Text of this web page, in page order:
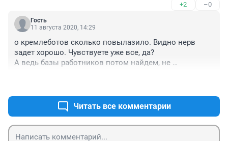
умом. Благодаря им у нас в стране остались лишь
общ.деятели и светские львицы,а нормальных очень
мало.
+2 –0
Гость
11 августа 2020, 14:29
о кремлеботов сколько повылазило. Видно нерв
задет хорошо. Чувствуете уже все, да?
А ведь базы работников потом найдем, не
Читать все комментарии